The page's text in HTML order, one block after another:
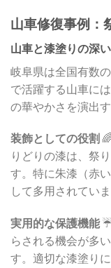
山車修復事例：
山車と漆塗りの深
岐阜県は全国有数
で活躍する山車に
の華やかさを演出
装飾としての役割
りどりの漆は、祭
す。特に朱漆（赤
して多用されていま
実用的な保護機能
らされる機会が多
す。適切な漆塗り